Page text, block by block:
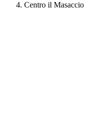
Centro il Masaccio